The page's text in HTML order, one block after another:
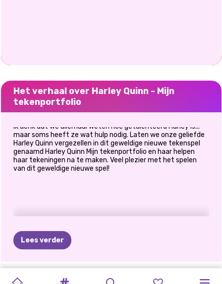
Het verhaal over Harley Quinn - Mijn
tekenportfolio
Ik denk dat we allemaal weten hoe getalenteerd Harley is...
maar soms heeft ze wat hulp nodig. Laten we onze geliefde
Harley Quinn vergezellen in dit geweldige nieuwe tekenspel
genaamd Harley Quinn Mijn tekenportfolio en haar helpen
haar tekeningen na te maken. Veel plezier met het spelen
van dit geweldige nieuwe spel!
Lees verder
ZOMERSE
PRINSES PRINSES
PRINSESSEN PRINCESS MIJN